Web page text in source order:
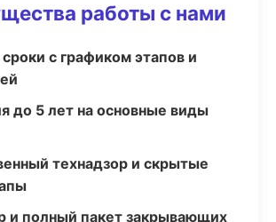
работы с нами
с графиком этапов и
до 5 лет на основные виды
технадзор и скрытые
и полный пакет закрывающих